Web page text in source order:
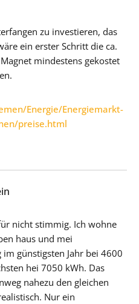
zu investieren, das
ein erster Schritt die ca.
mindestens gekostet
Energie/Energiemarkt-
preise.html
nicht stimmig. Ich wohne
haus und mei
günstigsten Jahr bei 4600
hei 7050 kWh. Das
nahezu den gleichen
Nur ein